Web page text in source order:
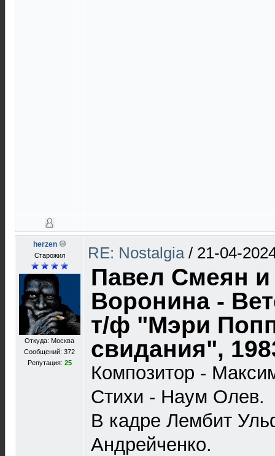
herzen
Старожил
Откуда: Москва
Сообщений: 372
Репутация: 25
RE: Nostalgia / 21-04-
Павел Смеян и
Воронина -
т/ф "Мэри
свидания",
Композитор -
Стихи - Наум Олев.
В кадре Лембит
Андрейченко.